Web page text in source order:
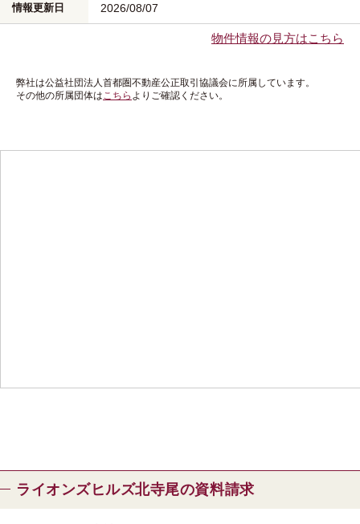
情報更新日 2026/08/07
物件情報の見方はこちら
弊社は公益社団法人首都圏不動産公正取引協議会に所属しています。
その他の所属団体はこちら よりご確認ください。
ライオンズヒルズ北寺尾の資料請求